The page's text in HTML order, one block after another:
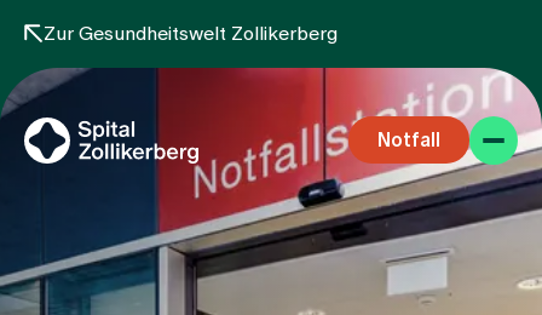
Zur Gesundheitswelt Zollikerberg
Notfall